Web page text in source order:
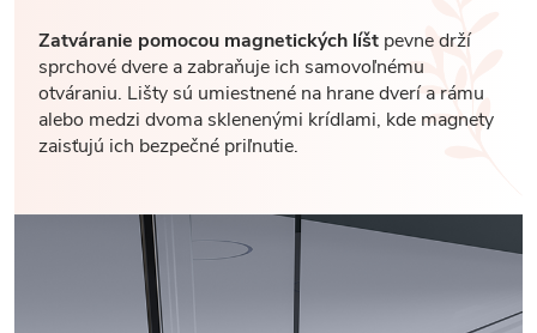
Zatváranie pomocou magnetických líšt pevne drží
sprchové dvere a zabraňuje ich samovoľnému
otváraniu. Lišty sú umiestnené na hrane dverí a rámu
alebo medzi dvoma sklenenými krídlami, kde magnety
zaisťujú ich bezpečné priľnutie.